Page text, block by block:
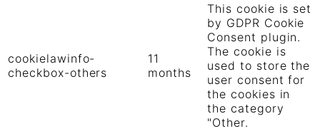
cookielawinfo-
checkbox-others
11
months
This cookie is set
by GDPR Cookie
Consent plugin.
The cookie is
used to store the
user consent for
the cookies in
the category
"Other.